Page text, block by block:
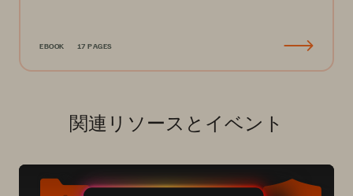
EBOOK 17 PAGES
関連リソースとイベント